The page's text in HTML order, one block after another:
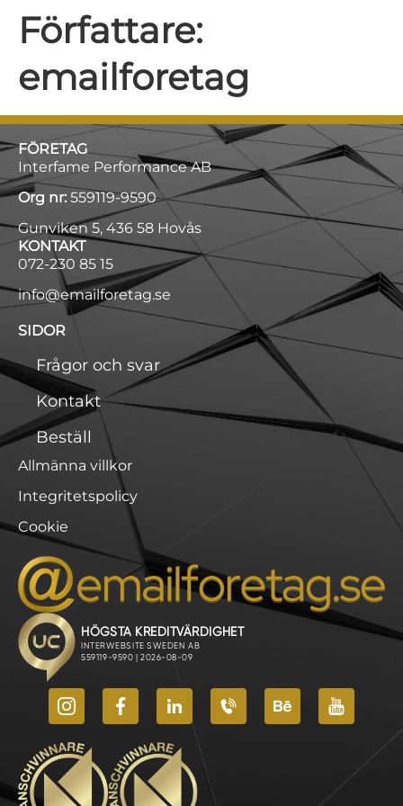
Författare:
emailforetag
FÖRETAG
Interfame Performance AB
Org nr: 559119-9590
Gunviken 5, 436 58 Hovås
KONTAKT
072-230 85 15
info@emailforetag.se
SIDOR
Frågor och svar
Kontakt
Beställ
Allmänna villkor
Integritetspolicy
Cookie